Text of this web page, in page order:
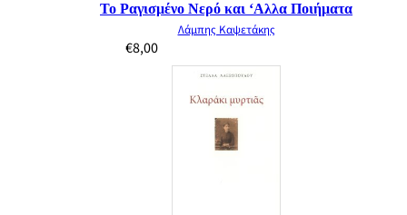
Το Ραγισμένο Νερό και ‘Αλλα Ποιήματα
Λάμπης Καψετάκης
€8,00